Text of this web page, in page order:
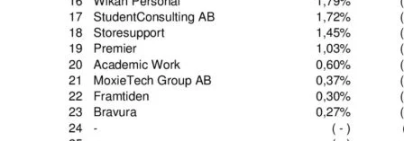
Bli medlem
Logga in på Arbetsgivarguiden
Sök på kompetensforetagen.se